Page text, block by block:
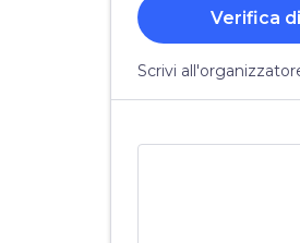
Verifica
Scrivi